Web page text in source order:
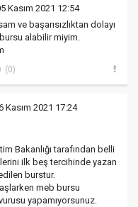
Kasım 2021 12:54
ve başarısızlıktan dolayı
alabilir miyim.
(0)
Kasım 2021 17:24
Bakanlığı tarafından belli
ilk beş tercihinde yazan
burstur.
meb bursu
yapamıyorsunuz.